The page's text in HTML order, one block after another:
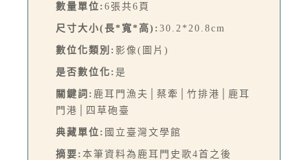
數量單位: 6張共6頁
尺寸大小(長*寬*高): 30.2*20.8cm
數位化類別: 影像(圖片)
是否數位化: 是
關鍵詞: 鹿耳門漁夫│蔡牽│竹排港│鹿耳
門港│四草砲臺
典藏單位: 國立臺灣文學館
摘要: 本筆資料為鹿耳門史歌4首之後